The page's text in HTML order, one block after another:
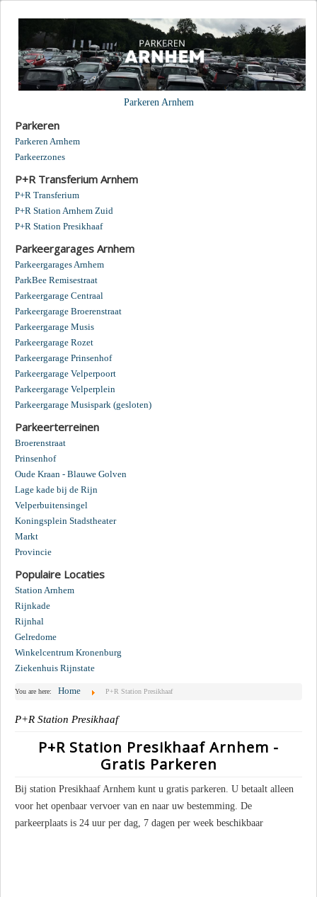
Parkeren Arnhem
Parkeren
Parkeren Arnhem
Parkeerzones
P+R Transferium Arnhem
P+R Transferium
P+R Station Arnhem Zuid
P+R Station Presikhaaf
Parkeergarages Arnhem
Parkeergarages Arnhem
ParkBee Remisestraat
Parkeergarage Centraal
Parkeergarage Broerenstraat
Parkeergarage Musis
Parkeergarage Rozet
Parkeergarage Prinsenhof
Parkeergarage Velperpoort
Parkeergarage Velperplein
Parkeergarage Musispark (gesloten)
Parkeerterreinen
Broerenstraat
Prinsenhof
Oude Kraan - Blauwe Golven
Lage kade bij de Rijn
Velperbuitensingel
Koningsplein Stadstheater
Markt
Provincie
Populaire Locaties
Station Arnhem
Rijnkade
Rijnhal
Gelredome
Winkelcentrum Kronenburg
Ziekenhuis Rijnstate
You are here: Home P+R Station Presikhaaf
P+R Station Presikhaaf
P+R Station Presikhaaf Arnhem -
Gratis Parkeren
Bij station Presikhaaf Arnhem kunt u gratis parkeren. U betaalt alleen
voor het openbaar vervoer van en naar uw bestemming. De
parkeerplaats is 24 uur per dag, 7 dagen per week beschikbaar